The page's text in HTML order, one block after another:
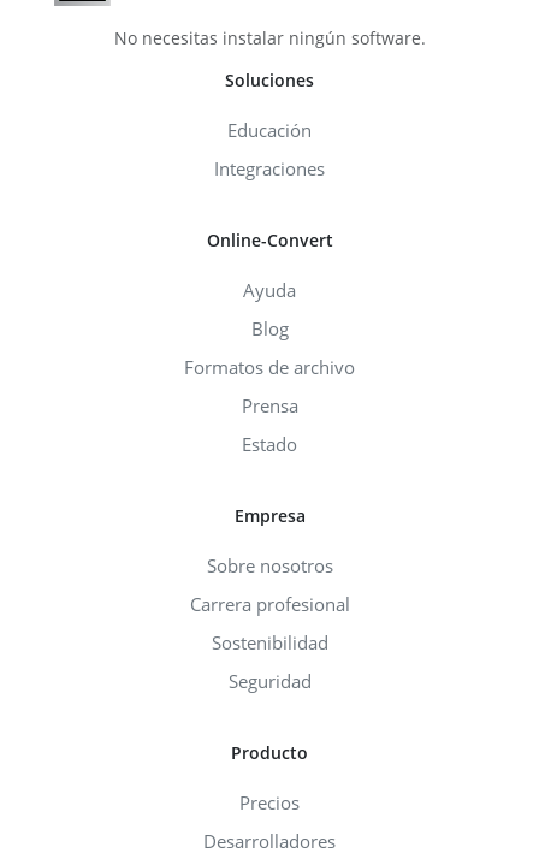
No necesitas instalar ningún software.
Soluciones
Educación
Integraciones
Online-Convert
Ayuda
Blog
Formatos de archivo
Prensa
Estado
Empresa
Sobre nosotros
Carrera profesional
Sostenibilidad
Seguridad
Producto
Precios
Desarrolladores